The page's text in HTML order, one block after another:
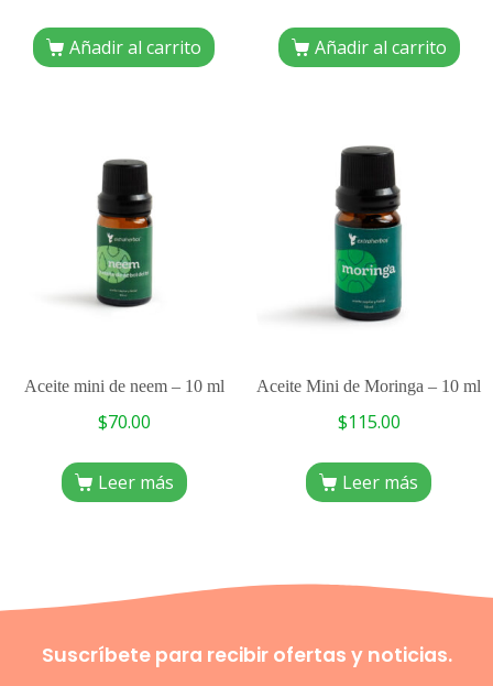
Añadir al carrito Añadir al carrito
Aceite mini de neem – 10 ml
$70.00
Leer más
Aceite Mini de Moringa – 10 ml
$115.00
Leer más
Suscríbete para recibir ofertas y noticias.